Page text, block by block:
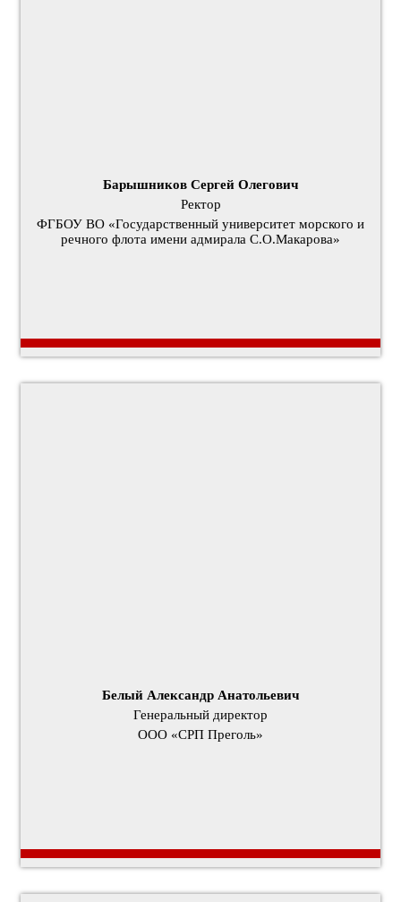
Барышников Сергей Олегович
Ректор
ФГБОУ ВО «Государственный университет морского и
речного флота имени адмирала С.О.Макарова»
Белый Александр Анатольевич
Генеральный директор
ООО «СРП Преголь»